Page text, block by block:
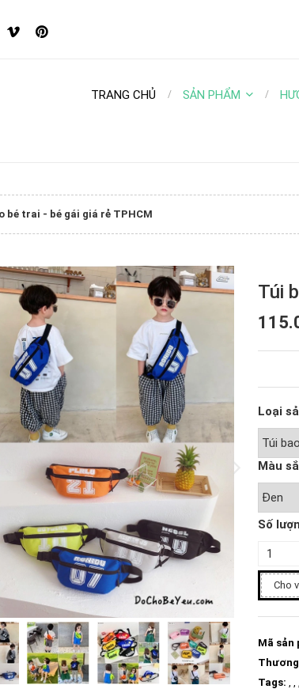
TRANG CHỦ SẢN PHẨM
bé trai - bé gái giá rẻ TPHCM
Túi
Loại
Màu
Số
Cho
Mã sản
Tags: , ,